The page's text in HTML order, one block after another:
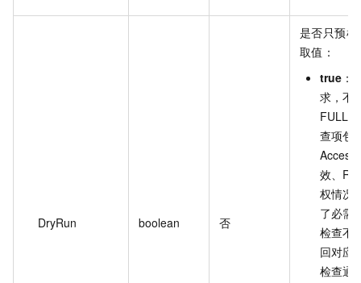
DryRun boolean 否
是否只预
取值：
true ：
求，不
查项包
效、
权情况
了必需
检查不
回对应
检查通